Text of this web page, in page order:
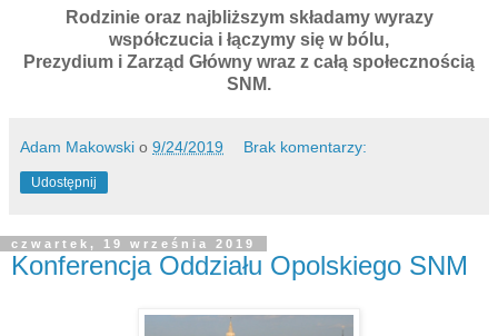
Rodzinie oraz najbliższym składamy wyrazy
współczucia i łączymy się w bólu,
Prezydium i Zarząd Główny wraz z całą społecznością
SNM.
Adam Makowski o 9/24/2019 Brak komentarzy:
Udostępnij
czwartek, 19 września 2019
Konferencja Oddziału Opolskiego SNM